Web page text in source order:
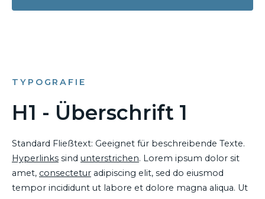
TYPOGRAFIE
H1 - Überschrift 1
Standard Fließtext: Geeignet für beschreibende Texte.
Hyperlinks sind unterstrichen. Lorem ipsum dolor sit
amet, consectetur adipiscing elit, sed do eiusmod
tempor incididunt ut labore et dolore magna aliqua. Ut